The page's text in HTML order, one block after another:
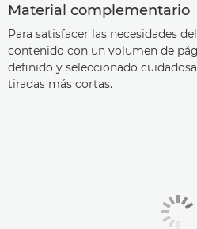
Material complementario
Para satisfacer las necesidades
contenido con un volumen de
definido y seleccionado
tiradas más cortas.